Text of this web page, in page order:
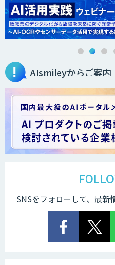
Brain Plus
データ分析
Docify（ド
Cogent AI
AIsmileyからご案内
SNSをフォローして、最新